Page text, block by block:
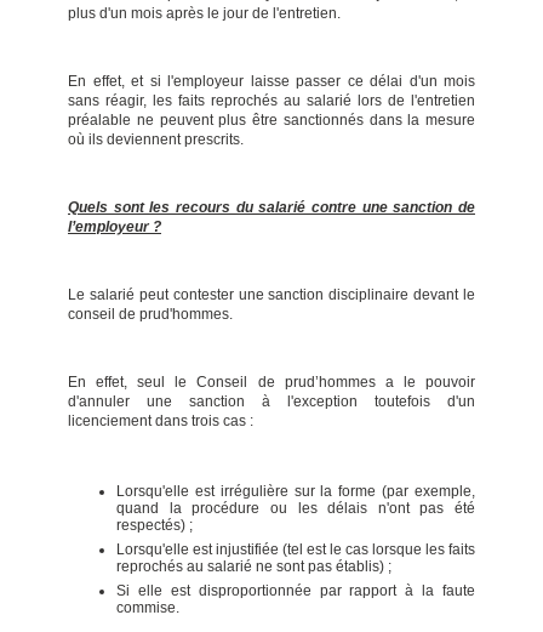
plus d'un mois après le jour de l'entretien.
En effet, et si l'employeur laisse passer ce délai d'un mois
sans réagir, les faits reprochés au salarié lors de l'entretien
préalable ne peuvent plus être sanctionnés dans la mesure
où ils deviennent prescrits.
Quels sont les recours du salarié contre une sanction de
l’employeur ?
Le salarié peut contester une sanction disciplinaire devant le
conseil de prud'hommes.
En effet, seul le Conseil de prud’hommes a le pouvoir
d'annuler une sanction à l'exception toutefois d'un
licenciement dans trois cas :
Lorsqu'elle est irrégulière sur la forme (par exemple,
quand la procédure ou les délais n'ont pas été
respectés) ;
Lorsqu'elle est injustifiée (tel est le cas lorsque les faits
reprochés au salarié ne sont pas établis) ;
Si elle est disproportionnée par rapport à la faute
commise.